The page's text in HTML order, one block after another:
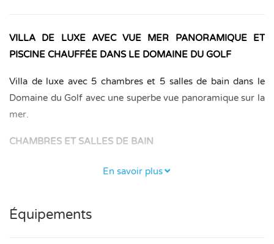
VILLA DE LUXE AVEC VUE MER PANORAMIQUE ET
PISCINE CHAUFFÉE DANS LE DOMAINE DU GOLF
Villa de luxe avec 5 chambres et 5 salles de bain dans le
Domaine du Golf avec une superbe vue panoramique sur la
mer.
CHAMBRES ET SALLES DE BAIN
– Rez-de-chaussée : 2 chambres, chacune avec salle de
vous voyagez avec des enfants.
En savoir plus
Équipements